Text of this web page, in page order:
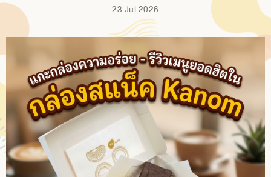
23 Jul 2026